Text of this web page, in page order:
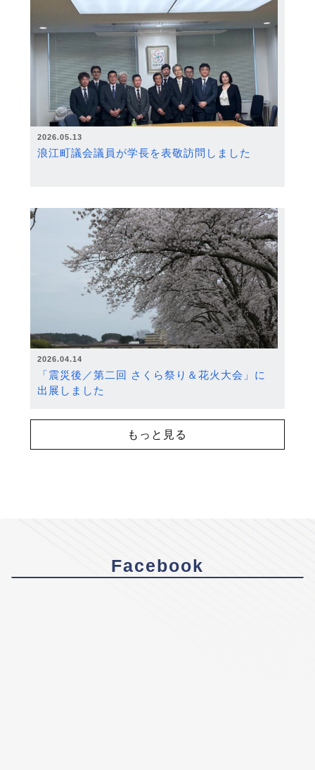
2026.05.13
浪江町議会議員が学長を表敬訪問しました
2026.04.14
「震災後／第二回 さくら祭り＆花火大会」に
出展しました
もっと見る
Facebook